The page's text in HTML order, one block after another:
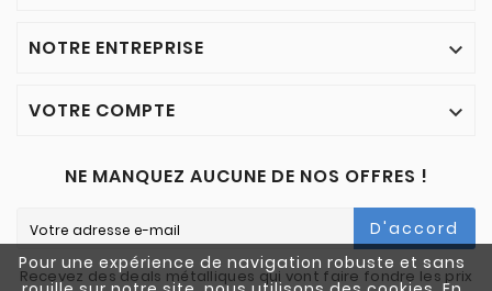
Pour une expérience de navigation robuste et sans
NOTRE ENTREPRISE 
VOTRE COMPTE 
NE MANQUEZ AUCUNE DE NOS OFFRES !
D'accord
Recevez des deals métalliques qui vont faire fondre les prix